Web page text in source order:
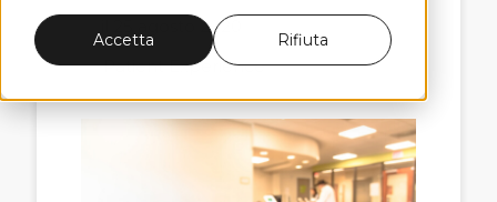
Accetta Rifiuta
il 25 agosto 2020
Patient Experience